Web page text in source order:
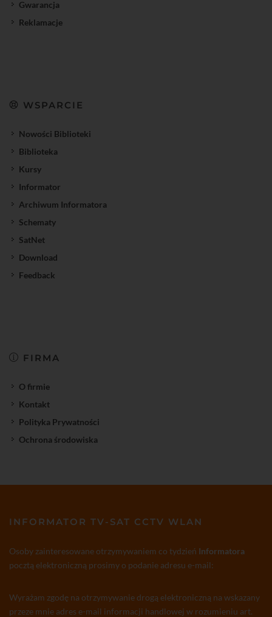
Gwarancja
Reklamacje
WSPARCIE
Nowości Biblioteki
Biblioteka
Kursy
Informator
Archiwum Informatora
Schematy
SatNet
Download
Feedback
FIRMA
O firmie
Kontakt
Polityka Prywatności
Ochrona środowiska
INFORMATOR TV-SAT CCTV WLAN
Osoby zainteresowane otrzymywaniem co tydzień Informatora
pocztą elektroniczną prosimy o podanie adresu e-mail:
Wyrażam zgodę na otrzymywanie drogą elektroniczną na wskazany
przeze mnie adres e-mail informacji handlowej w rozumieniu art.